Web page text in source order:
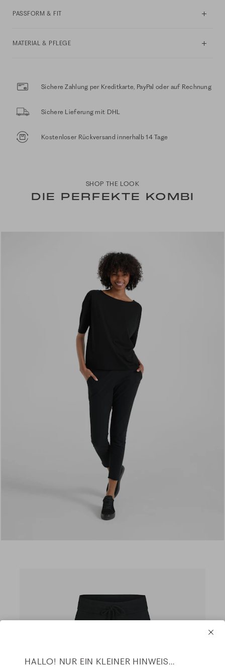
PASSFORM & FIT
MATERIAL & PFLEGE
Sichere Zahlung per Kreditkarte, PayPal oder auf Rechnung
Sichere Lieferung mit DHL
Kostenloser Rückversand innerhalb 14 Tage
SHOP THE LOOK
DIE PERFEKTE KOMBI
HALLO! NUR EIN KLEINER HINWEIS...